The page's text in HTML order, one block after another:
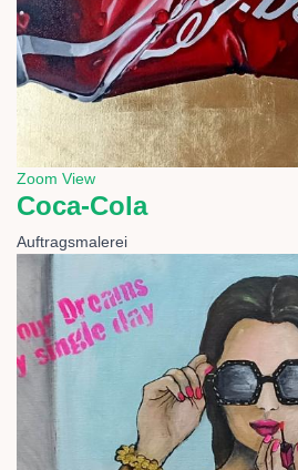
Zoom View
Coca-Cola
Auftragsmalerei